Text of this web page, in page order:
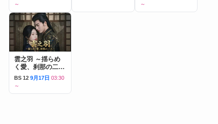
～
～
雲之羽 ～揺らめ
く愛、刹那の二人
～
BS 12 9月17日 03:30
～